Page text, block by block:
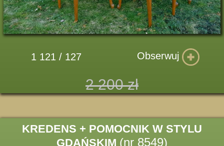
1 121 / 127 Obserwuj
2 200 zł
KREDENS + POMOCNIK W STYLU
GDAŃSKIM (nr 8549)